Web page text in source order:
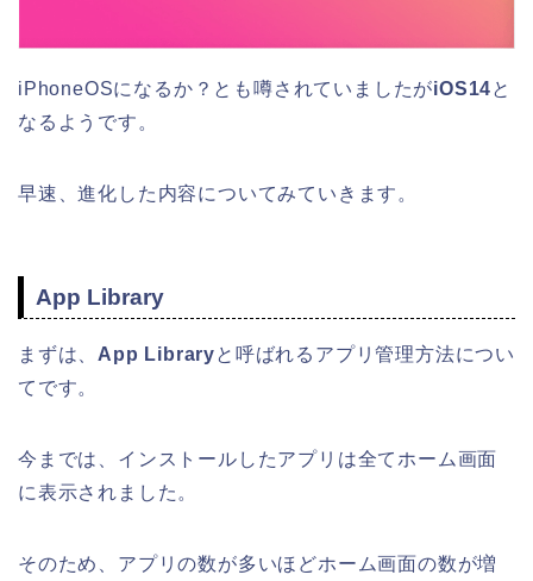
iPhoneOSになるか？とも噂されていましたがiOS14と
なるようです。
早速、進化した内容についてみていきます。
App Library
まずは、 App Libraryと呼ばれるアプリ管理方法につい
てです。
今までは、インストールしたアプリは全てホーム画面
に表示されました。
そのため、アプリの数が多いほどホーム画面の数が増